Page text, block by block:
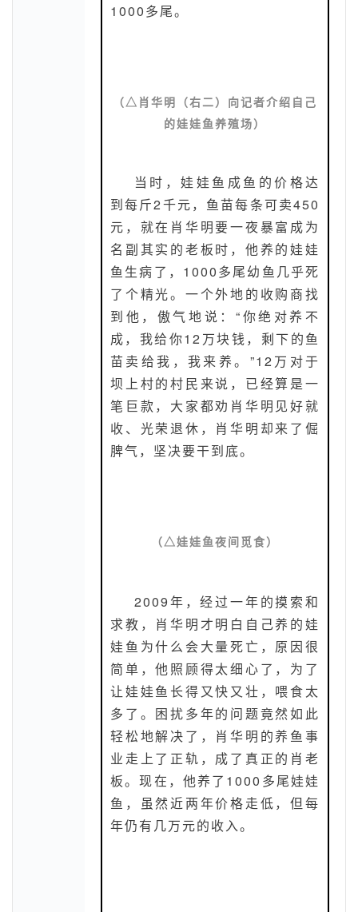
1000多尾。
（△肖华明（右二）向记者介绍自己
的娃娃鱼养殖场）
当时，娃娃鱼成鱼的价格达
到每斤2千元，鱼苗每条可卖450
元，就在肖华明要一夜暴富成为
名副其实的老板时，他养的娃娃
鱼生病了，1000多尾幼鱼几乎死
了个精光。一个外地的收购商找
到他，傲气地说：“你绝对养不
成，我给你12万块钱，剩下的鱼
苗卖给我，我来养。”12万对于
坝上村的村民来说，已经算是一
笔巨款，大家都劝肖华明见好就
收、光荣退休，肖华明却来了倔
脾气，坚决要干到底。
（△娃娃鱼夜间觅食）
2009年，经过一年的摸索和
求教，肖华明才明白自己养的娃
娃鱼为什么会大量死亡，原因很
简单，他照顾得太细心了，为了
让娃娃鱼长得又快又壮，喂食太
多了。困扰多年的问题竟然如此
轻松地解决了，肖华明的养鱼事
业走上了正轨，成了真正的肖老
板。现在，他养了1000多尾娃娃
鱼，虽然近两年价格走低，但每
年仍有几万元的收入。